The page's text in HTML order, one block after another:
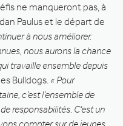
ne manqueront pas, à
Paulus et le départ de
à nous améliorer.
nous aurons la chance
travaille ensemble depuis
Bulldogs. « Pour
c’est l’ensemble de
responsabilités. C’est un
compter sur de jeunes